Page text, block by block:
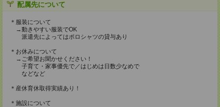
配属先について
＊服装について
→動きやすい服装でOK
派遣先によってはポロシャツの貸与あり
＊お休みについて
→ご希望お聞かせください！
子育て・家事優先で／はじめは日数少なめで
などなど
＊産休育休取得実績あり！
＊施設について